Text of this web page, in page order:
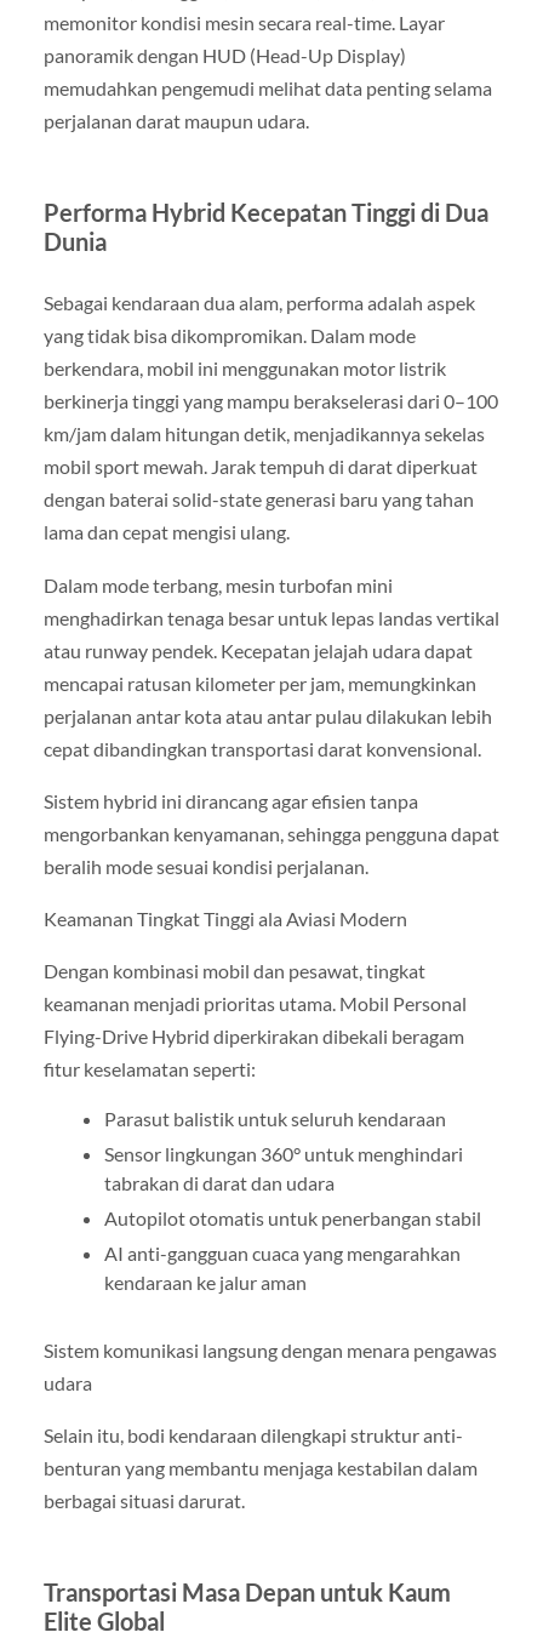
memonitor kondisi mesin secara real-time. Layar
panoramik dengan HUD (Head-Up Display)
memudahkan pengemudi melihat data penting selama
perjalanan darat maupun udara.
Performa Hybrid Kecepatan Tinggi di Dua
Dunia
Sebagai kendaraan dua alam, performa adalah aspek
yang tidak bisa dikompromikan. Dalam mode
berkendara, mobil ini menggunakan motor listrik
berkinerja tinggi yang mampu berakselerasi dari 0–100
km/jam dalam hitungan detik, menjadikannya sekelas
mobil sport mewah. Jarak tempuh di darat diperkuat
dengan baterai solid-state generasi baru yang tahan
lama dan cepat mengisi ulang.
Dalam mode terbang, mesin turbofan mini
menghadirkan tenaga besar untuk lepas landas vertikal
atau runway pendek. Kecepatan jelajah udara dapat
mencapai ratusan kilometer per jam, memungkinkan
perjalanan antar kota atau antar pulau dilakukan lebih
cepat dibandingkan transportasi darat konvensional.
Sistem hybrid ini dirancang agar efisien tanpa
mengorbankan kenyamanan, sehingga pengguna dapat
beralih mode sesuai kondisi perjalanan.
Keamanan Tingkat Tinggi ala Aviasi Modern
Dengan kombinasi mobil dan pesawat, tingkat
keamanan menjadi prioritas utama. Mobil Personal
Flying-Drive Hybrid diperkirakan dibekali beragam
fitur keselamatan seperti:
Parasut balistik untuk seluruh kendaraan
Sensor lingkungan 360° untuk menghindari
tabrakan di darat dan udara
Autopilot otomatis untuk penerbangan stabil
AI anti-gangguan cuaca yang mengarahkan
kendaraan ke jalur aman
Sistem komunikasi langsung dengan menara pengawas
udara
Selain itu, bodi kendaraan dilengkapi struktur anti-
benturan yang membantu menjaga kestabilan dalam
berbagai situasi darurat.
Transportasi Masa Depan untuk Kaum
Elite Global